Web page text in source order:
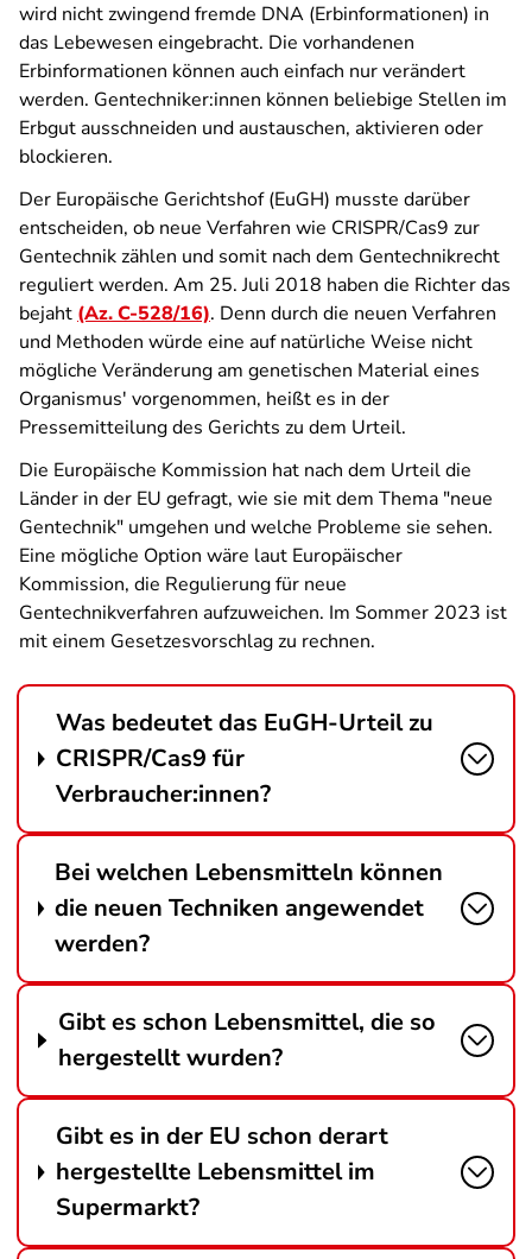
wird nicht zwingend fremde DNA (Erbinformationen) in
das Lebewesen eingebracht. Die vorhandenen
Erbinformationen können auch einfach nur verändert
werden. Gentechniker:innen können beliebige Stellen im
Erbgut ausschneiden und austauschen, aktivieren oder
blockieren.
Der Europäische Gerichtshof (EuGH) musste darüber
entscheiden, ob neue Verfahren wie CRISPR/Cas9 zur
Gentechnik zählen und somit nach dem Gentechnikrecht
reguliert werden. Am 25. Juli 2018 haben die Richter das
bejaht (Az. C-528/16). Denn durch die neuen Verfahren
und Methoden würde eine auf natürliche Weise nicht
mögliche Veränderung am genetischen Material eines
Organismus' vorgenommen, heißt es in der
Pressemitteilung des Gerichts zu dem Urteil.
Die Europäische Kommission hat nach dem Urteil die
Länder in der EU gefragt, wie sie mit dem Thema "neue
Gentechnik" umgehen und welche Probleme sie sehen.
Eine mögliche Option wäre laut Europäischer
Kommission, die Regulierung für neue
Gentechnikverfahren aufzuweichen. Im Sommer 2023 ist
mit einem Gesetzesvorschlag zu rechnen.
Was bedeutet das EuGH-Urteil zu
CRISPR/Cas9 für
Verbraucher:innen?
Bei welchen Lebensmitteln können
die neuen Techniken angewendet
werden?
Gibt es schon Lebensmittel, die so
hergestellt wurden?
Gibt es in der EU schon derart
hergestellte Lebensmittel im
Supermarkt?